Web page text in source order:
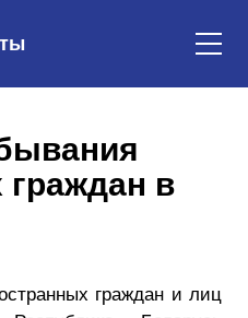
в
граждан и лиц